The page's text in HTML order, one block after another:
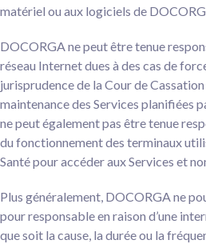
matériel ou aux logiciels de
DOCORGA ne peut être tenue
réseau Internet dues à des cas de
jurisprudence de la Cour de
maintenance des Services planifiées
ne peut également pas être tenue
du fonctionnement des terminaux
Santé pour accéder aux Services et
Plus généralement, DOCORGA ne
pour responsable en raison d’une
que soit la cause, la durée ou la